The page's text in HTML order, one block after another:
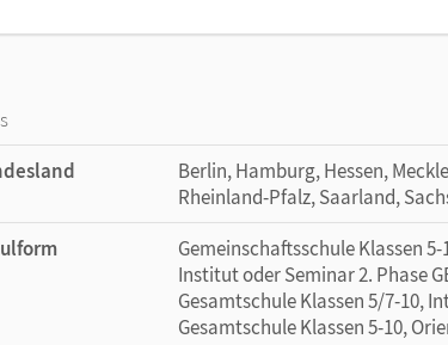
Berlin, Hamburg, Hessen,
Rheinland-Pfalz, Saarland,
Gemeinschaftsschule Klassen
Institut oder Seminar 2. Phase
Gesamtschule Klassen 5/7-10,
Gesamtschule Klassen 5-10,